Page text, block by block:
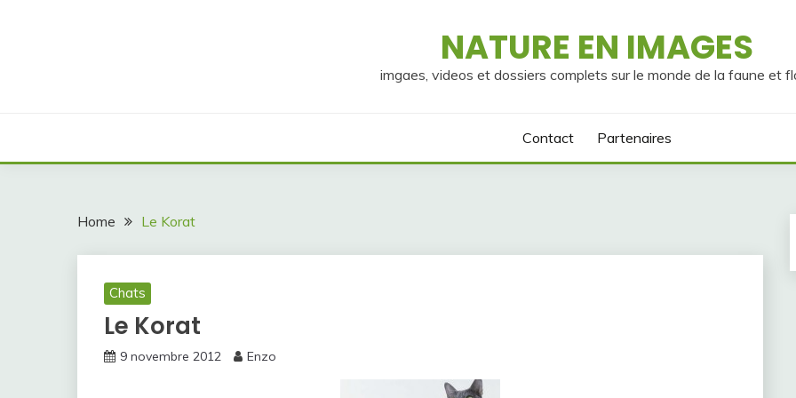
NATURE EN IMAGES
imgaes, videos et dossiers complets sur le monde de la faune et
Contact Partenaires
Home Le Korat
Chats
Le Korat
9 novembre 2012 Enzo